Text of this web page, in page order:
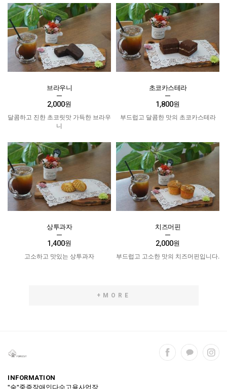
브라우니
2,000원
달콤하고 진한 초코릿맛 가득한 브라우
니
초코카스테라
1,800원
부드럽고 달콤한 맛의 초코카스테라
상투과자
1,400원
고소하고 맛있는 상투과자
치즈머핀
2,000원
부드럽고 고소한 맛의 치즈머핀입니다.
+MORE
INFORMATION
"숲"중증장애인다수고용사업장